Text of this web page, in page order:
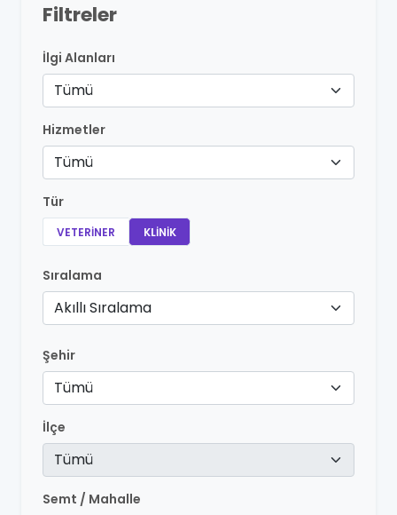
Filtreler
İlgi Alanları
Tümü
Hizmetler
Tümü
Tür
VETERINER KLINIK
Sıralama
Akıllı Sıralama
Şehir
Tümü
İlçe
Tümü
Semt / Mahalle